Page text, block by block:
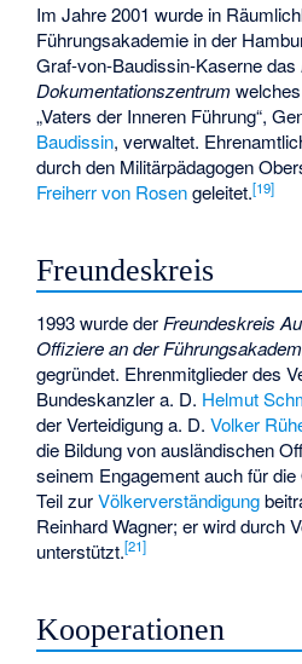
Im Jahre 2001 wurde in
Führungsakademie in der
Graf-von-Baudissin-Kaserne das
Dokumentationszentrum
„Vaters der Inneren Führung“,
Baudissin, verwaltet.
durch den Militärpädagogen
Freiherr von Rosengeleitet.[19]
Freundeskreis
1993 wurde der Freundeskreis
Offiziere an der
gegründet. Ehrenmitglieder des
Bundeskanzler a. D. Helmut
der Verteidigung a. D.Volker
die Bildung von ausländischen
seinem Engagement auch für
Teil zurVölkerverständigung
Reinhard Wagner; er wird durch
unterstützt.[21]
Kooperationen